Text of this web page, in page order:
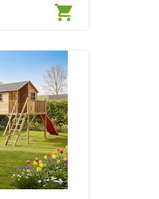
shopping_cart